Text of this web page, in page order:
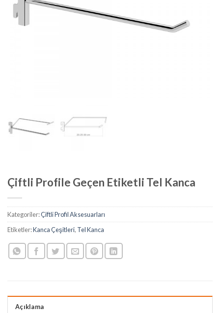
Çiftli Profile Geçen Etiketli Tel Kanca
Kategoriler:Çiftli Profil Aksesuarları
Etiketler:Kanca Çeşitleri, Tel Kanca
Açıklama